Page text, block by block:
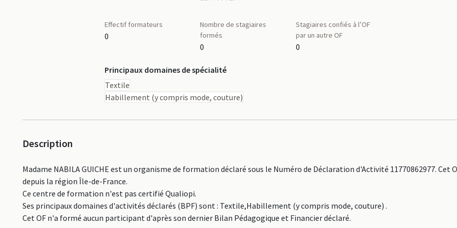
Effectif formateurs
0
Nombre de stagiaires
formés
0
Stagiaires confiés à l’OF
par un autre OF
0
Principaux domaines de spécialité
Textile
Habillement (y compris mode, couture)
Description
Madame NABILA GUICHE est un organisme de formation déclaré sous le Numéro de Déclaration d'Activité 11770862977. Cet
depuis la région Île-de-France.
Ce centre de formation n'est pas certifié Qualiopi.
Ses principaux domaines d'activités déclarés (BPF) sont : Textile,Habillement (y compris mode, couture) .
Cet OF n'a formé aucun participant d'après son dernier Bilan Pédagogique et Financier déclaré.